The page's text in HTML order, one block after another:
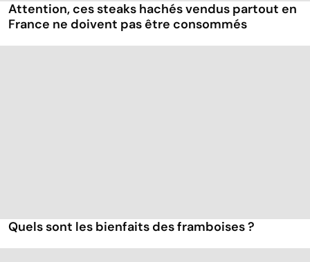
Attention, ces steaks hachés vendus partout en
France ne doivent pas être consommés
Quels sont les bienfaits des framboises ?